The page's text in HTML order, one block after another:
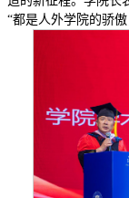
“都是人外学院的骄傲